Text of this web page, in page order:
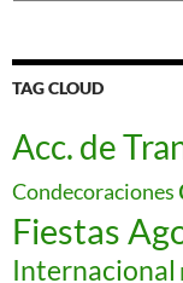
TAG CLOUD
Acc. de
Condecoraciones
Fiestas
Internacional